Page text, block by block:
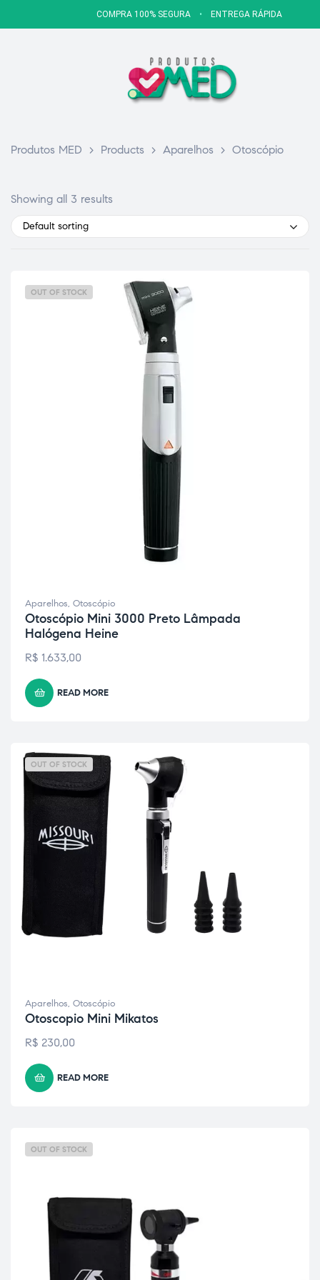
COMPRA 100% SEGURA • ENTREGA RÁPIDA
Produtos MED > Products > Aparelhos > Otoscópio
Showing all 3 results
Default sorting
OUT OF STOCK
Aparelhos, Otoscópio
Otoscópio Mini 3000 Preto Lâmpada
Halógena Heine
R$ 1.633,00
READ MORE
OUT OF STOCK
Aparelhos, Otoscópio
Otoscopio Mini Mikatos
R$ 230,00
READ MORE
OUT OF STOCK